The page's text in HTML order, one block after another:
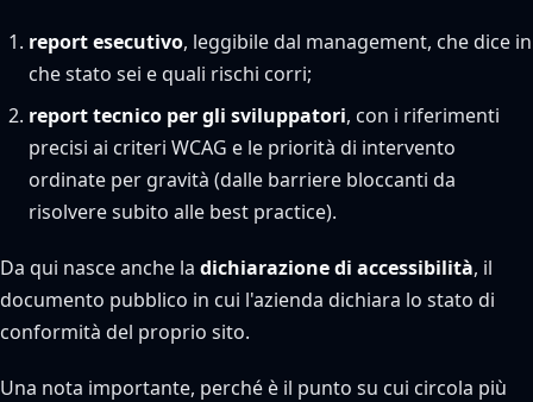
report esecutivo, leggibile dal management, che dice in
che stato sei e quali rischi corri;
report tecnico per gli sviluppatori, con i riferimenti
precisi ai criteri WCAG e le priorità di intervento
ordinate per gravità (dalle barriere bloccanti da
risolvere subito alle best practice).
Da qui nasce anche la dichiarazione di accessibilità, il
documento pubblico in cui l'azienda dichiara lo stato di
conformità del proprio sito.
Una nota importante, perché è il punto su cui circola più